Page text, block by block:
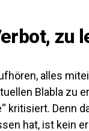
zu
alles
Blabla zu
kritisiert. Denn
hat, ist kein